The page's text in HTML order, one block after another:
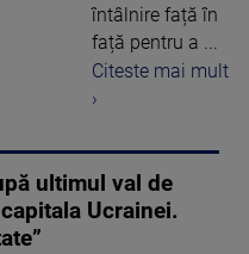
întâlnire față în
față pentru a ...
Citeste mai mult
›
ultimul val de
Ucrainei.